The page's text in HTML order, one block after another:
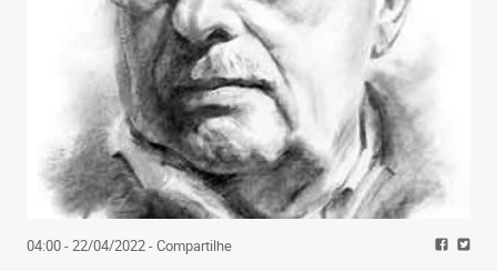
04:00 - 22/04/2022- Compartilhe